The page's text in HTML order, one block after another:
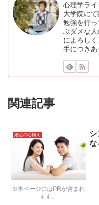
心理学ライ
大学院に
勉強を行
ぶダメな
によろし
手につきあ
関連記事
※本ページにはPRが含まれ
ます。
婚活の心構え
シ
な